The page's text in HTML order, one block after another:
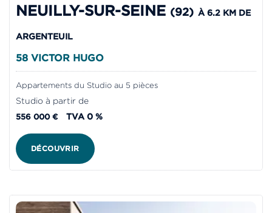
NEUILLY-SUR-SEINE (92) À 6.2 KM DE
ARGENTEUIL
58 VICTOR HUGO
Appartements du Studio au 5 pièces
Studio à partir de
556 000 € TVA 0 %
DÉCOUVRIR